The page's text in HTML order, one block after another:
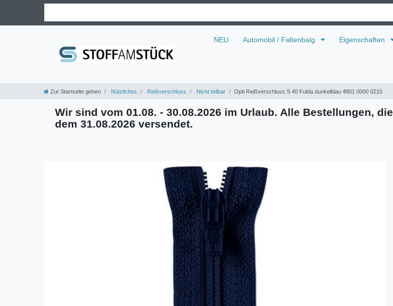
NEU Automobil / Faltenbalg Eigenschaften
Zur Startseite gehen Nützliches Reißverschluss Nicht teilbar Opti Reißverschluss S 40 Fulda dunkelblau 4801 0000 0210
Wir sind vom 01.08. - 30.08.2026 im Urlaub. Alle Bestellungen,
dem 31.08.2026 versendet.